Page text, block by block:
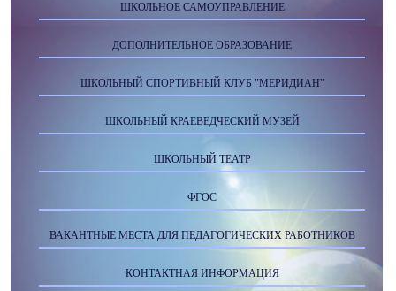
ШКОЛЬНОЕ САМОУПРАВЛЕНИЕ
ДОПОЛНИТЕЛЬНОЕ ОБРАЗОВАНИЕ
ШКОЛЬНЫЙ СПОРТИВНЫЙ КЛУБ "МЕРИДИАН"
ШКОЛЬНЫЙ КРАЕВЕДЧЕСКИЙ МУЗЕЙ
ШКОЛЬНЫЙ ТЕАТР
ФГОС
ВАКАНТНЫЕ МЕСТА ДЛЯ ПЕДАГОГИЧЕСКИХ РАБОТНИКОВ
КОНТАКТНАЯ ИНФОРМАЦИЯ